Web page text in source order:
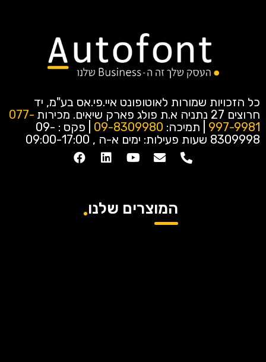
כל הזכויות שמורות לאוטופונט איי.פי.אס בע"מ, יד
חרוצים 27 נתניה א.ת פולג פארק שיאים.
מכירות 077-
997-9981
| תמיכה: 09-8309980
| פקס : 09-
8309998 שעות פעילות: ימים א-ה , 09:00-17:00
המוצרים שלנו